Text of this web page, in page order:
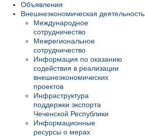
Объявления
Внешнеэкономическая деятельность
Международное
сотрудничество
Межрегиональное
сотрудничество
Информация по оказанию
содействия в реализации
внешнеэкономических
проектов
Инфраструктура
поддержки экспорта
Чеченской Республики
Информационные
ресурсы о мерах